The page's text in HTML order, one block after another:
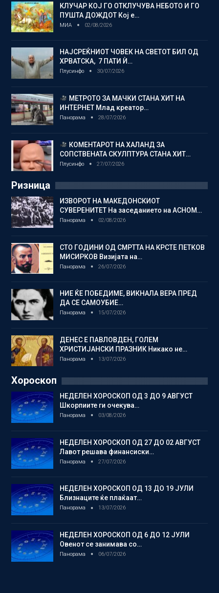
КЛУЧАР КОЈ ГО ОТКЛУЧУВА НЕБОТО И ГО
ПУШТА ДОЖДОТ Кој е…
МИА 02/08/2026
НАЈСРЕЌНИОТ ЧОВЕК НА СВЕТОТ БИЛ ОД
ХРВАТСКА, 7 ПАТИ Ѝ…
Плусинфо 30/07/2026
МЕТРОТО ЗА МАЧКИ СТАНА ХИТ НА
ИНТЕРНЕТ Млад креатор…
Панорама 28/07/2026
КОМЕНТАРОТ НА ХАЛАНД ЗА
СОПСТВЕНАТА СКУЛПТУРА СТАНА ХИТ…
Плусинфо 27/07/2026
Ризница
ИЗВОРОТ НА МАКЕДОНСКИОТ
СУВЕРЕНИТЕТ На заседанието на АСНОМ…
Панорама 02/08/2026
СТО ГОДИНИ ОД СМРТТА НА КРСТЕ ПЕТКОВ
МИСИРКОВ Визијата на…
Панорама 26/07/2026
НИЕ ЌЕ ПОБЕДИМЕ, ВИКНАЛА ВЕРА ПРЕД
ДА СЕ САМОУБИЕ…
Панорама 15/07/2026
ДЕНЕС Е ПАВЛОВДЕН, ГОЛЕМ
ХРИСТИЈАНСКИ ПРАЗНИК Никако не…
Панорама 13/07/2026
Хороскоп
НЕДЕЛЕН ХОРОСКОП ОД 3 ДО 9 АВГУСТ
Шкорпиите ги очекува…
Панорама 03/08/2026
НЕДЕЛЕН ХОРОСКОП ОД 27 ДО 02 АВГУСТ
Лавот решава финансиски…
Панорама 27/07/2026
НЕДЕЛЕН ХОРОСКОП ОД 13 ДО 19 ЈУЛИ
Близнаците ќе плаќаат…
Панорама 13/07/2026
НЕДЕЛЕН ХОРОСКОП ОД 6 ДО 12 ЈУЛИ
Овенот се занимава со…
Панорама 06/07/2026